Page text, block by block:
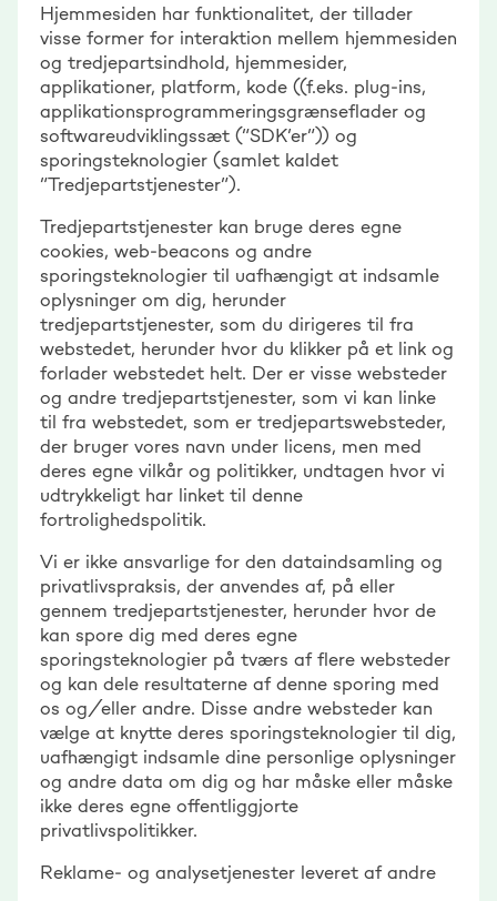
Hjemmesiden har funktionalitet, der tillader
visse former for interaktion mellem hjemmesiden
og tredjepartsindhold, hjemmesider,
applikationer, platform, kode ((f.eks. plug-ins,
applikationsprogrammeringsgrænseflader og
softwareudviklingssæt (“SDK’er”)) og
sporingsteknologier (samlet kaldet
“Tredjepartstjenester”).
Tredjepartstjenester kan bruge deres egne
cookies, web-beacons og andre
sporingsteknologier til uafhængigt at indsamle
oplysninger om dig, herunder
tredjepartstjenester, som du dirigeres til fra
webstedet, herunder hvor du klikker på et link og
forlader webstedet helt. Der er visse websteder
og andre tredjepartstjenester, som vi kan linke
til fra webstedet, som er tredjepartswebsteder,
der bruger vores navn under licens, men med
deres egne vilkår og politikker, undtagen hvor vi
udtrykkeligt har linket til denne
fortrolighedspolitik.
Vi er ikke ansvarlige for den dataindsamling og
privatlivspraksis, der anvendes af, på eller
gennem tredjepartstjenester, herunder hvor de
kan spore dig med deres egne
sporingsteknologier på tværs af flere websteder
og kan dele resultaterne af denne sporing med
os og/eller andre. Disse andre websteder kan
vælge at knytte deres sporingsteknologier til dig,
uafhængigt indsamle dine personlige oplysninger
og andre data om dig og har måske eller måske
ikke deres egne offentliggjorte
privatlivspolitikker.
Reklame- og analysetjenester leveret af andre